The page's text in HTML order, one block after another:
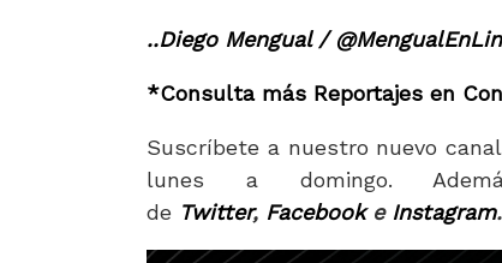
..Diego Mengual /
*Consulta más Reportajes en
Suscríbete a nuestro nuevo
lunes a domingo.
de Twitter, Facebooke Instagram.